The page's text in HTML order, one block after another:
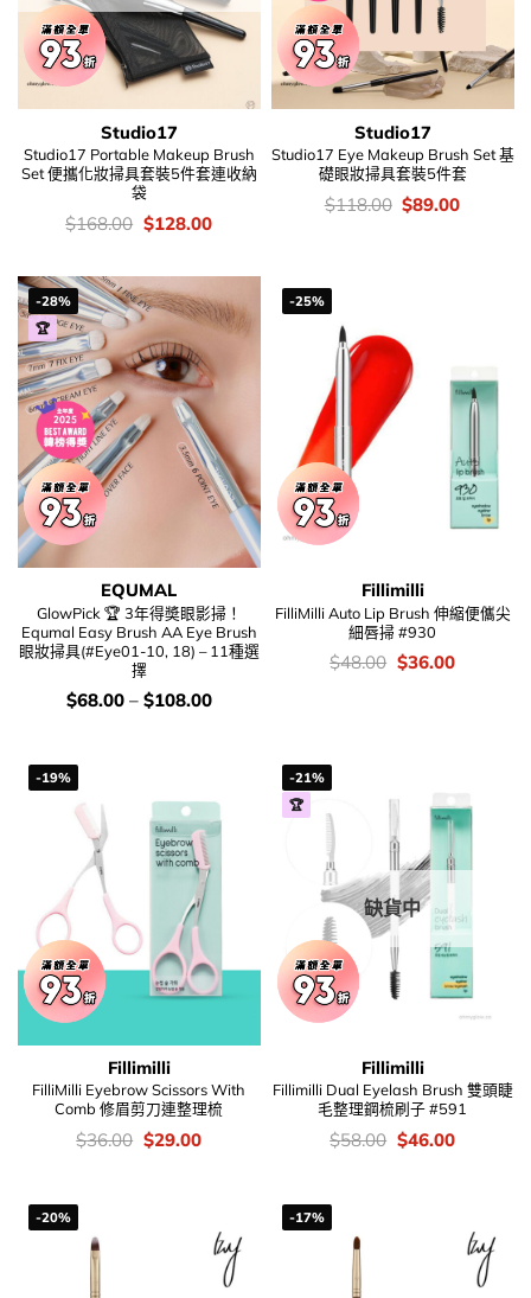
Studio17
Studio17 Portable Makeup Brush
Set 便攜化妝掃具套裝5件套連收納
袋
價
錢：
$168.00 Original
price
$168.00.
$128.00Current
$128.00.
Studio17
Studio17 Eye Makeup Brush Set 基
礎眼妝掃具套裝5件套
價
錢：
$118.00 Original
price
$89.00Current
-28%
🏆
EQUMAL
GlowPick 🏆 3年得奬眼影掃！
Equmal Easy Brush AA Eye Brush
眼妝掃具(#Eye01-10, 18) – 11種選
擇
價
錢：
$68.00– $108.00
-25%
Fillimilli
FilliMilli Auto Lip Brush 伸縮便儶尖
細唇掃 #930
價
錢：
$48.00 Original
price
$36.00Current
-19%
Fillimilli
FilliMilli Eyebrow Scissors With
Comb 修眉剪刀連整理梳
價
錢：
$36.00 Original
price
$29.00Current
-21%
🏆
缺貨中
Fillimilli
Fillimilli Dual Eyelash Brush 雙頭睫
毛整理鋼梳刷子 #591
價
錢：
$58.00 Original
price
$46.00Current
-20% -17%